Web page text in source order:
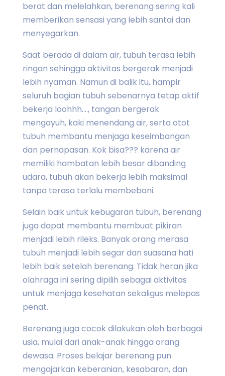
berat dan melelahkan, berenang sering kali
memberikan sensasi yang lebih santai dan
menyegarkan.
Saat berada di dalam air, tubuh terasa lebih
ringan sehingga aktivitas bergerak menjadi
lebih nyaman. Namun di balik itu, hampir
seluruh bagian tubuh sebenarnya tetap aktif
bekerja loohhh...., tangan bergerak
mengayuh, kaki menendang air, serta otot
tubuh membantu menjaga keseimbangan
dan pernapasan. Kok bisa??? karena air
memiliki hambatan lebih besar dibanding
udara, tubuh akan bekerja lebih maksimal
tanpa terasa terlalu membebani.
Selain baik untuk kebugaran tubuh, berenang
juga dapat membantu membuat pikiran
menjadi lebih rileks. Banyak orang merasa
tubuh menjadi lebih segar dan suasana hati
lebih baik setelah berenang. Tidak heran jika
olahraga ini sering dipilih sebagai aktivitas
untuk menjaga kesehatan sekaligus melepas
penat.
Berenang juga cocok dilakukan oleh berbagai
usia, mulai dari anak-anak hingga orang
dewasa. Proses belajar berenang pun
mengajarkan keberanian, kesabaran, dan